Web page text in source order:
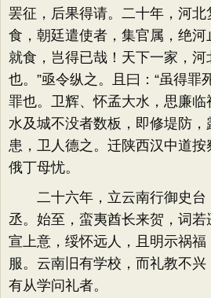
罢征，后果得请。二十年，河
食，朝廷遣使者，集官属，绝河
就食，岂得已哉！天下一家，河
也。”亟令纵之。且曰：“虽得罪
罪也。卫辉、怀孟大水，思廉临
水及城不没者数板，即修堤防，
患，卫人德之。迁陕西汉中道按
俄丁母忧。
二十六年，立云南行御史台
丞。始至，蛮夷酋长来贺，词
宣上意，绥怀远人，且明示祸
服。云南旧有学校，而礼教不
有从学问礼者。